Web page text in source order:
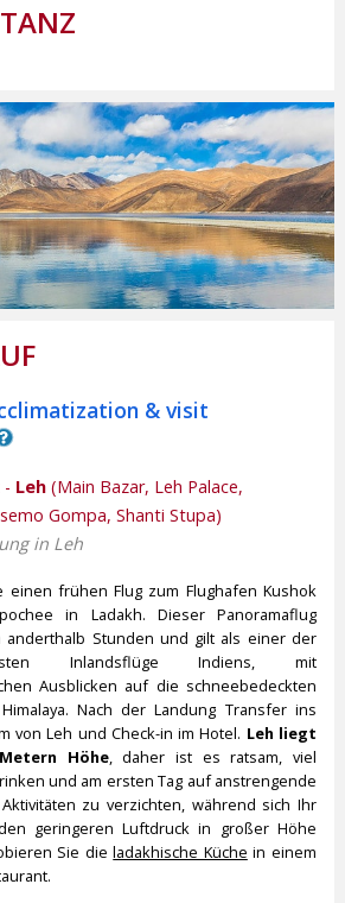
& visit
- Leh(Main Bazar, Leh Palace,
Gompa, Shanti Stupa)
in Leh
einen frühen Flug zum Flughafen Kushok
in Ladakh. Dieser Panoramaflug
anderthalb Stunden und gilt als einer der
Inlandsflüge Indiens, mit
Ausblicken auf die schneebedeckten
Nach der Landung Transfer ins
von Leh und Check-in im Hotel. Leh liegt
Höhe, daher ist es ratsam, viel
und am ersten Tag auf anstrengende
zu verzichten, während sich Ihr
geringeren Luftdruck in großer Höhe
Sie dieladakhische Küche in einem